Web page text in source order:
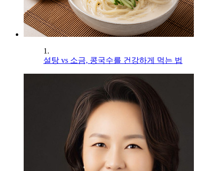
1.
설탕 vs 소금, 콩국수를 건강하게 먹는 법